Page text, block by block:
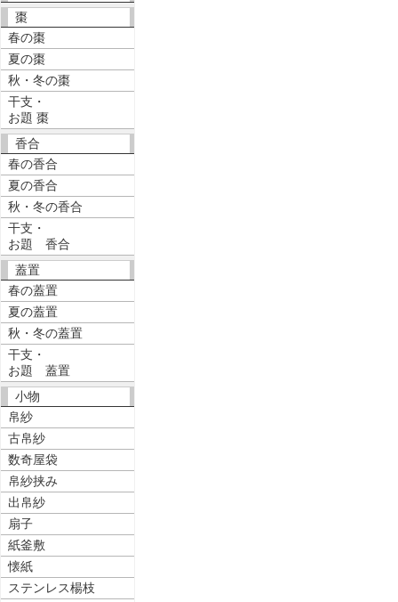
棗
春の棗
夏の棗
秋・冬の棗
干支・
お題 棗
香合
春の香合
夏の香合
秋・冬の香合
干支・
お題 香合
蓋置
春の蓋置
夏の蓋置
秋・冬の蓋置
干支・
お題 蓋置
小物
帛紗
古帛紗
数奇屋袋
帛紗挟み
出帛紗
扇子
紙釜敷
懐紙
ステンレス楊枝